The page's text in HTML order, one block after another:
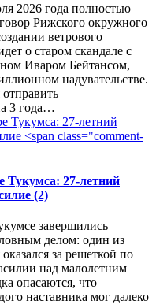
2026 года полностью
Рижского окружного
ветрового
о старом скандале с
Иваром Бейтансом,
надувательстве.
3 года…
Тукумса: 27-летний
(2)
завершились
делом: один из
за решеткой по
над малолетним
опасаются, что
наставника мог далеко